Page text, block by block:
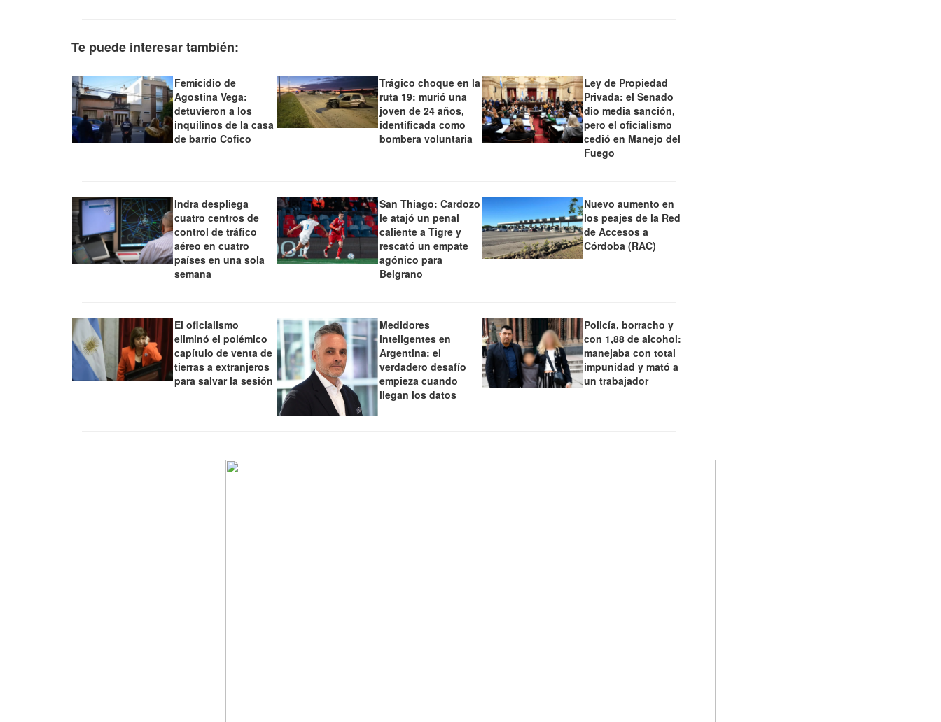
Te puede interesar también:
Femicidio de
Agostina Vega:
detuvieron a los
inquilinos de la casa
de barrio Cofico
Trágico choque en la
ruta 19: murió una
joven de 24 años,
identificada como
bombera voluntaria
Ley de Propiedad
Privada: el Senado
dio media sanción,
pero el oficialismo
cedió en Manejo del
Fuego
Indra despliega
cuatro centros de
control de tráfico
aéreo en cuatro
países en una sola
semana
San Thiago: Cardozo
le atajó un penal
caliente a Tigre y
rescató un empate
agónico para
Belgrano
Nuevo aumento en
los peajes de la Red
de Accesos a
Córdoba (RAC)
El oficialismo
eliminó el polémico
capítulo de venta de
tierras a extranjeros
para salvar la sesión
Medidores
inteligentes en
Argentina: el
verdadero desafío
empieza cuando
llegan los datos
Policía, borracho y
con 1,88 de alcohol:
manejaba con total
impunidad y mató a
un trabajador